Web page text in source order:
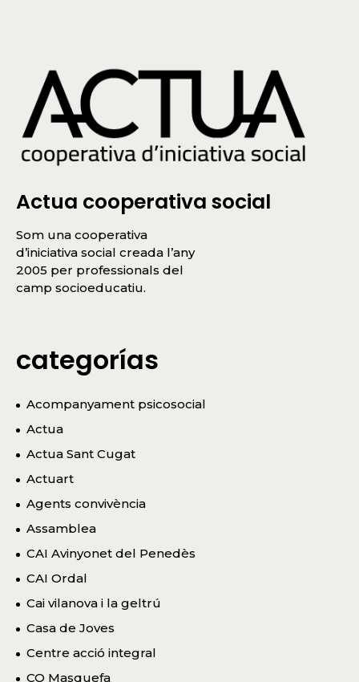
Actua cooperativa social
Som una cooperativa
d’iniciativa social creada l’any
2005 per professionals del
camp socioeducatiu.
categorías
Acompanyament psicosocial
Actua
Actua Sant Cugat
Actuart
Agents convivència
Assamblea
CAI Avinyonet del Penedès
CAI Ordal
Cai vilanova i la geltrú
Casa de Joves
Centre acció integral
CO Masquefa